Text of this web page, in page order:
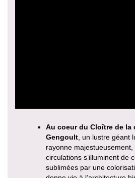
Au coeur du Cloître de la
Gengoult , un lustre géant
rayonne
circulations s’illuminent de
sublimées par une